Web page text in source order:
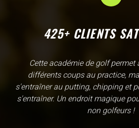
425+ CLIENTS
L'Academy de Gammarth comme
une école, en fait c'est un practice
évidemment un pratique classic
un sur herbe, des zones pour le
Vous y avez pensé, c'est à